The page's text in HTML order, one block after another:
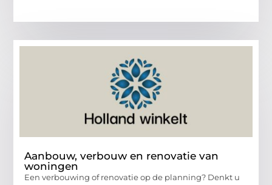
Aanbouw, verbouw en renovatie van
woningen
Een verbouwing of renovatie op de planning? Denkt u